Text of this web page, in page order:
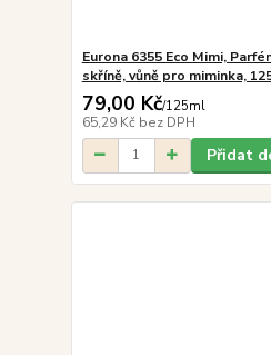
Eurona 6355 Eco Mimi,
skříně, vůně pro miminka,
79,00 Kč/125ml
65,29 Kč bez DPH
Přidat